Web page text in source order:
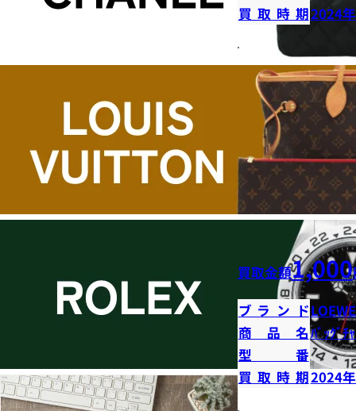
買取時期2024
買取金額1,000
ブランドLOEWE
商品名ﾊﾞｯｸﾞﾁ
型番
買取時期2024